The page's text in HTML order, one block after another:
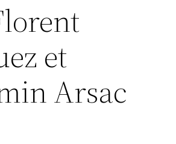
et
Arsac